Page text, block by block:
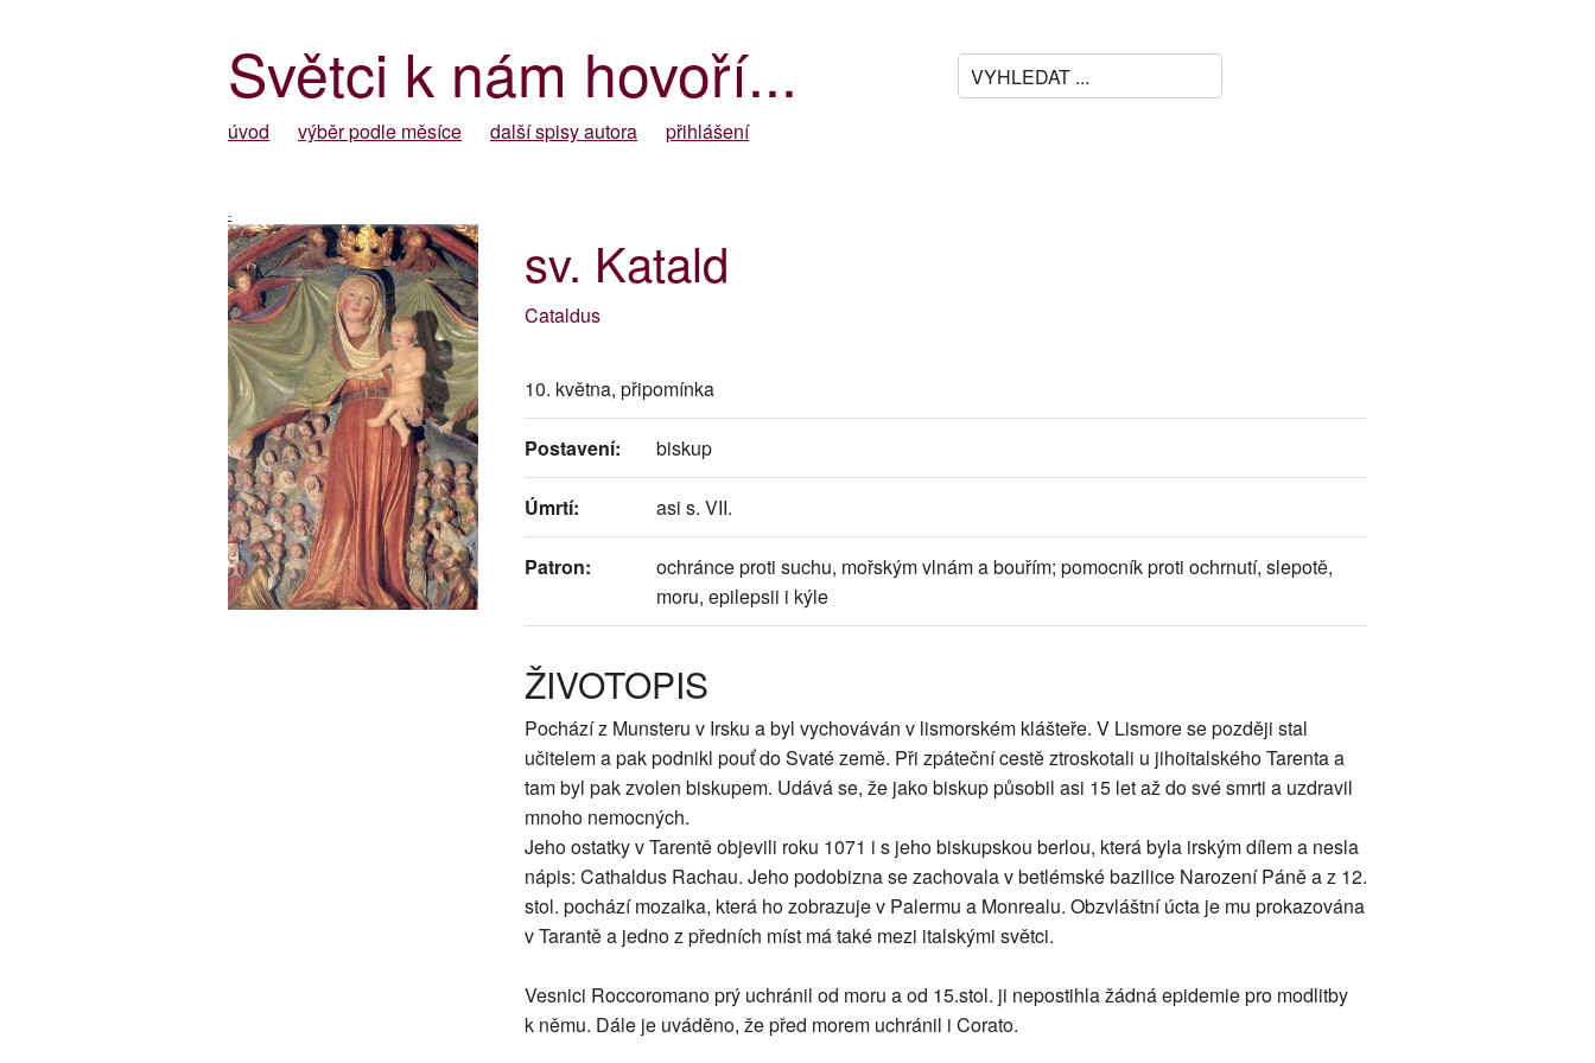
Světci k nám hovoří...
úvod výběr podle měsíce další spisy autora přihlášení
-
sv. Katald
Cataldus
10. května, připomínka
Postavení: biskup
Úmrtí: asi s. VII.
Patron:
ochránce proti suchu, mořským vlnám a bouřím; pomocník proti ochrnutí, slepotě,
moru, epilepsii i kýle
ŽIVOTOPIS
Pochází z Munsteru v Irsku a byl vychováván v lismorském klášteře. V Lismore se později stal
učitelem a pak podnikl pouť do Svaté země. Při zpáteční cestě ztroskotali u jihoitalského Tarenta a
tam byl pak zvolen biskupem. Udává se, že jako biskup působil asi 15 let až do své smrti a uzdravil
mnoho nemocných.
Jeho ostatky v Tarentě objevili roku 1071 i s jeho biskupskou berlou, která byla irským dílem a nesla
nápis: Cathaldus Rachau. Jeho podobizna se zachovala v betlémské bazilice Narození Páně a z 12.
stol. pochází mozaika, která ho zobrazuje v Palermu a Monrealu. Obzvláštní úcta je mu prokazována
v Tarantě a jedno z předních míst má také mezi italskými světci.
Vesnici Roccoromano prý uchránil od moru a od 15.stol. ji nepostihla žádná epidemie pro modlitby
k němu. Dále je uváděno, že před morem uchránil i Corato.